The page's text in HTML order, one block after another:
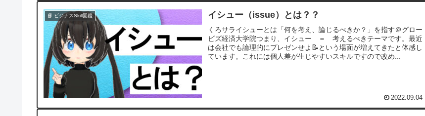
📘 ビジナスSkill図鑑 イシュー（issue）とは？？
くろサライシューとは「何を考え、論じるべきか？」を指す＠グロー
ビズ経済大学院つまり、イシュー ＝ 考えるべきテーマです。最近
は会社でも論理的にプレゼンせよ📝という場面が増えてきたと体感し
ています。これには個人差が生じやすいスキルですので改め...
2022.09.04